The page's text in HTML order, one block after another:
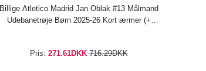
Billige Atletico Madrid Jan Oblak #13 Målmand
Udebanetrøje Børn 2025-26 Kort ærmer (+
Pris: 271.61DKK 716.29DKK